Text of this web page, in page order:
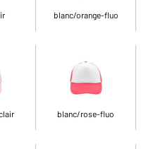
blanc/orange-fluo
blanc/rose-fluo